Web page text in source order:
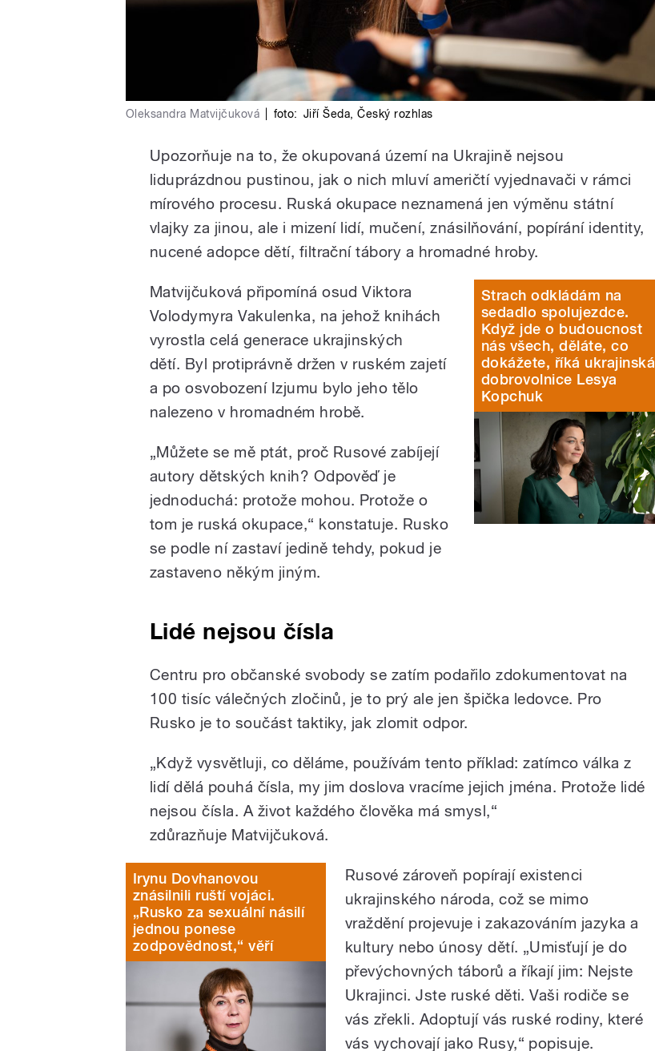
Oleksandra Matvijčuková foto: Jiří Šeda,Český rozhlas
Upozorňuje na to, že okupovaná území na Ukrajině nejsou
liduprázdnou pustinou, jak o nich mluví američtí vyjednavači v rámci
mírového procesu. Ruská okupace neznamená jen výměnu státní
vlajky za jinou, ale i mizení lidí, mučení, znásilňování, popírání identity,
nucené adopce dětí, filtrační tábory a hromadné hroby.
Strach odkládám na
sedadlo spolujezdce.
Když jde o budoucnost
nás všech, děláte, co
dokážete, říká ukrajinská
dobrovolnice Lesya
Kopchuk
Matvijčuková připomíná osud Viktora
Volodymyra Vakulenka, na jehož knihách
vyrostla celá generace ukrajinských
dětí. Byl protiprávně držen v ruském zajetí
a po osvobození Izjumu bylo jeho tělo
nalezeno v hromadném hrobě.
„Můžete se mě ptát, proč Rusové zabíjejí
autory dětských knih? Odpověď je
jednoduchá: protože mohou. Protože o
tom je ruská okupace,“ konstatuje. Rusko
se podle ní zastaví jedině tehdy, pokud je
zastaveno někým jiným.
Lidé nejsou čísla
Centru pro občanské svobody se zatím podařilo zdokumentovat na
100 tisíc válečných zločinů, je to prý ale jen špička ledovce. Pro
Rusko je to součást taktiky, jak zlomit odpor.
„Když vysvětluji, co děláme, používám tento příklad: zatímco válka z
lidí dělá pouhá čísla, my jim doslova vracíme jejich jména. Protože lidé
nejsou čísla. A život každého člověka má smysl,“
zdůrazňuje Matvijčuková.
Irynu Dovhanovou
znásilnili ruští vojáci.
„Rusko za sexuální násilí
jednou ponese
zodpovědnost,“ věří
Rusové zároveň popírají existenci
ukrajinského národa, což se mimo
vraždění projevuje i zakazováním jazyka a
kultury nebo únosy dětí. „Umisťují je do
převýchovných táborů a říkají jim: Nejste
Ukrajinci. Jste ruské děti. Vaši rodiče se
vás zřekli. Adoptují vás ruské rodiny, které
vás vychovají jako Rusy,“ popisuje.